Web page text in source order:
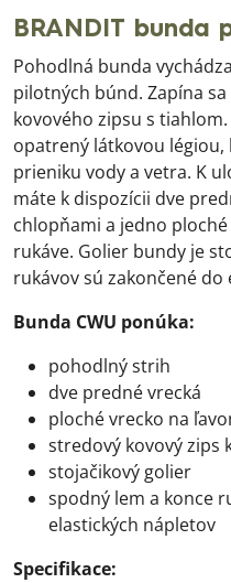
BRANDIT bunda
Pohodlná bunda
pilotných búnd. Zapína
kovového zipsu s
opatrený látkovou
prieniku vody a vetra. K
máte k dispozícii dve
chlopňami a jedno
rukáve. Golier bundy je
rukávov sú zakončené
Bunda CWU ponúka:
pohodlný strih
dve predné vrecká
ploché vrecko na
stredový kovový zips
stojačikový golier
spodný lem a konce
elastických nápletov
Specifikace: